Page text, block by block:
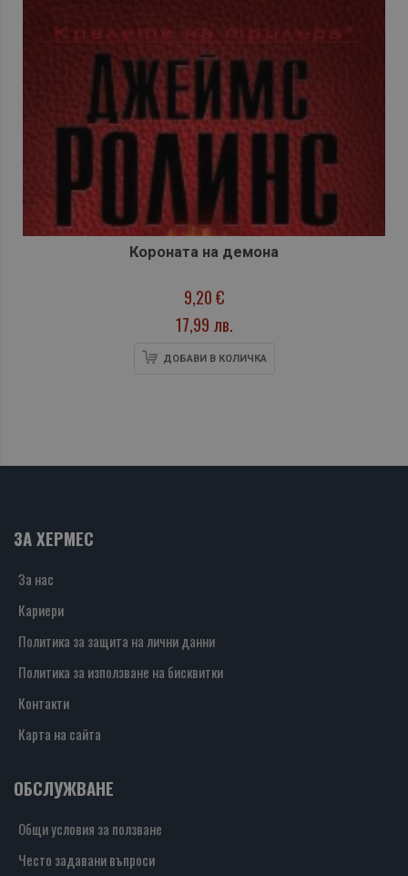
Короната на демона
9,20 €
17,99 лв.
ДОБАВИ В КОЛИЧКА
ЗА ХЕРМЕС
За нас
Кариери
Политика за защита на лични данни
Политика за използване на бисквитки
Контакти
Карта на сайта
ОБСЛУЖВАНЕ
Общи условия за ползване
Често задавани въпроси